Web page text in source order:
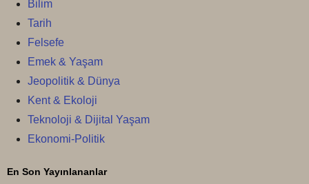
Bilim
Tarih
Felsefe
Emek & Yaşam
Jeopolitik & Dünya
Kent & Ekoloji
Teknoloji & Dijital Yaşam
Ekonomi-Politik
En Son Yayınlananlar